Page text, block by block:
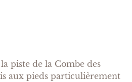
piste de la Combe des
aux pieds particulièrement